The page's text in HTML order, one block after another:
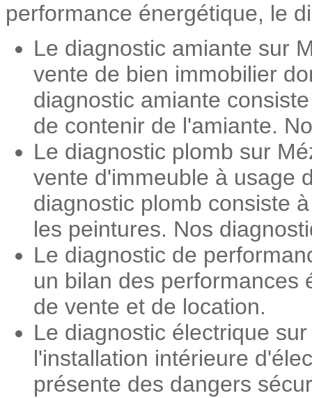
performance énergétique, le
Le diagnostic amiante sur
vente de bien immobilier
diagnostic amiante
de contenir de l'amiante.
Le diagnostic plomb sur
vente d'immeuble à usage
diagnostic plomb consiste
les peintures. Nos
Le diagnostic de
un bilan des performances
de vente et de location.
Le diagnostic électrique
l'installation intérieure
présente des dangers